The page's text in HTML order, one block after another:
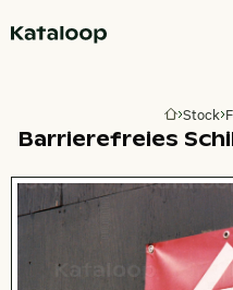
Zur
Stock
Barrierefreies